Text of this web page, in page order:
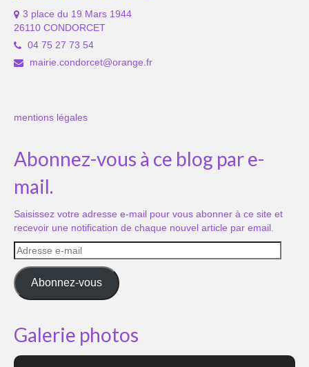
3 place du 19 Mars 1944
26110 CONDORCET
04 75 27 73 54
mairie.condorcet@orange.fr
mentions légales
Abonnez-vous à ce blog par e-
mail.
Saisissez votre adresse e-mail pour vous abonner à ce site et
recevoir une notification de chaque nouvel article par email.
Adresse
e-
mail
Abonnez-vous
Galerie photos